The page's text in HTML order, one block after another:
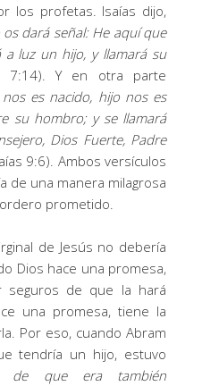
los profetas. Isaías dijo,
dará señal: He aquí que
a luz un hijo, y llamará su
7:14). Y en otra parte
es nacido, hijo nos es
su hombro; y se llamará
Dios Fuerte, Padre
9:6). Ambos versículos
de una manera milagrosa
prometido.
de Jesús no debería
Dios hace una promesa,
seguros de que la hará
una promesa, tiene la
Por eso, cuando Abram
tendría un hijo, estuvo
de que era también